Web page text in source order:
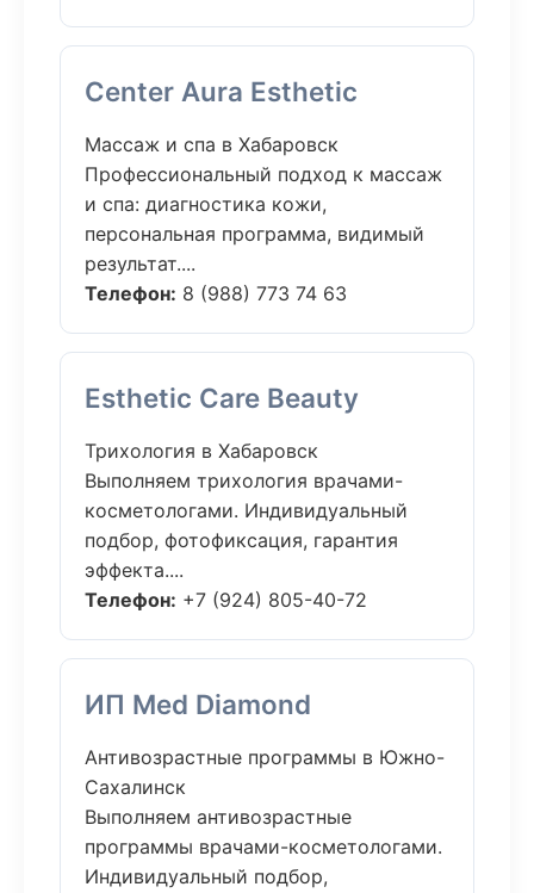
Center Aura Esthetic
Массаж и спа в Хабаровск
Профессиональный подход к массаж
и спа: диагностика кожи,
персональная программа, видимый
результат....
Телефон: 8 (988) 773 74 63
Esthetic Care Beauty
Трихология в Хабаровск
Выполняем трихология врачами-
косметологами. Индивидуальный
подбор, фотофиксация, гарантия
эффекта....
Телефон: +7 (924) 805-40-72
ИП Med Diamond
Антивозрастные программы в Южно-
Сахалинск
Выполняем антивозрастные
программы врачами-косметологами.
Индивидуальный подбор,